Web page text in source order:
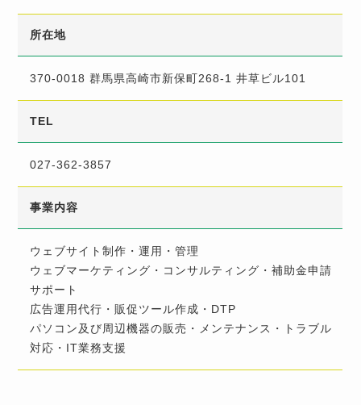
所在地
370-0018 群馬県高崎市新保町268-1 井草ビル101
TEL
027-362-3857
事業内容
ウェブサイト制作・運用・管理
ウェブマーケティング・コンサルティング・補助金申請
サポート
広告運用代行・販促ツール作成・DTP
パソコン及び周辺機器の販売・メンテナンス・トラブル
対応・IT業務支援